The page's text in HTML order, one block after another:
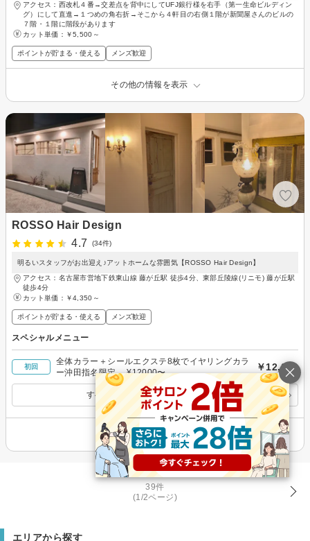
アクセス：西改札４番→交差点を背中にしてUFJ銀行様を右手（第一生命ビルディン
グ）にして直進→１つめの角右折→そこから４軒目の右側１階が新聞屋さんのビルの
７階・１階に階段があります
カット単価： ￥5,500～
ポイントが貯まる・使える メンズ歓迎
その他の情報を表示
ROSSO Hair Design
4.7
(34件)
明るいスタッフがお出迎え♪アットホームな雰囲気【ROSSO Hair Design】
アクセス：名古屋市営地下鉄東山線 藤が丘駅 徒歩4分、東部丘陵線(リニモ) 藤が丘駅
徒歩4分
カット単価： ￥4,350～
ポイントが貯まる・使える メンズ歓迎
スペシャルメニュー
初回
全体カラー＋シールエクステ8枚でイヤリングカラ
ー沖田指名限定 ¥12000〜
￥12,000
すべてのスペシャルメニューを見る
その他の情報を表示
39件
(1/2ページ)
エリアから探す